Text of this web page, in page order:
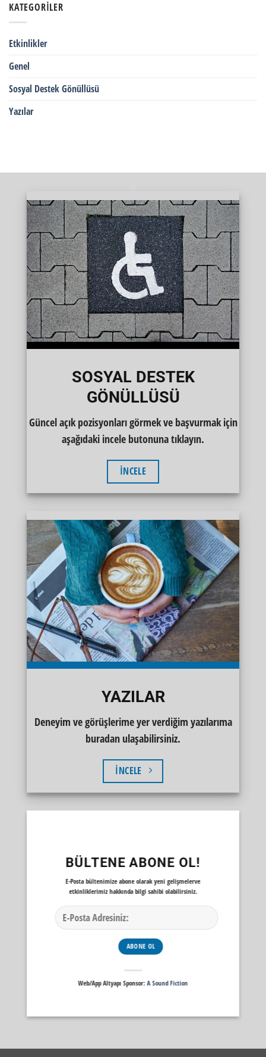
KATEGORILER
Etkinlikler
Genel
Sosyal Destek Gönüllüsü
Yazılar
SOSYAL DESTEK
GÖNÜLLÜSÜ
Güncel açık pozisyonları görmek ve başvurmak için
aşağıdaki incele butonuna tıklayın.
İNCELE
YAZILAR
Deneyim ve görüşlerime yer verdiğim yazılarıma
buradan ulaşabilirsiniz.
İNCELE
BÜLTENE ABONE OL!
E-Posta bültenimize abone olarak yeni gelişmelerve
etkinliklerimiz hakkında bilgi sahibi olabilirsiniz.
Web/App Altyapı Sponsor:A Sound Fiction